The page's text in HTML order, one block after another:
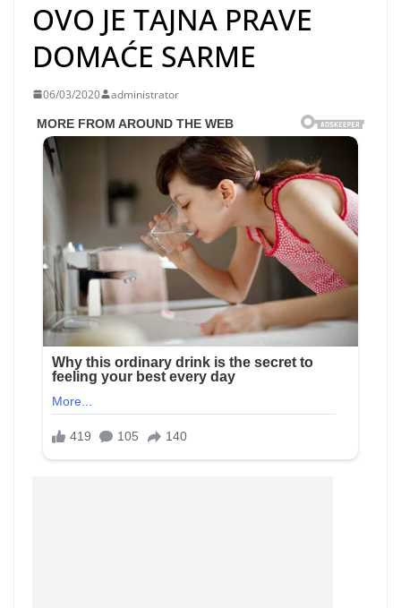
OVO JE TAJNA PRAVE
DOMAĆE SARME
06/03/2020 administrator